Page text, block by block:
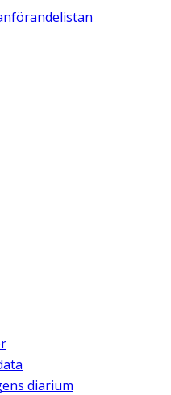
diarium